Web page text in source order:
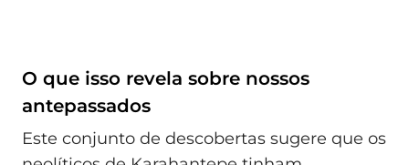
O que isso revela sobre nossos
antepassados
Este conjunto de descobertas sugere que os